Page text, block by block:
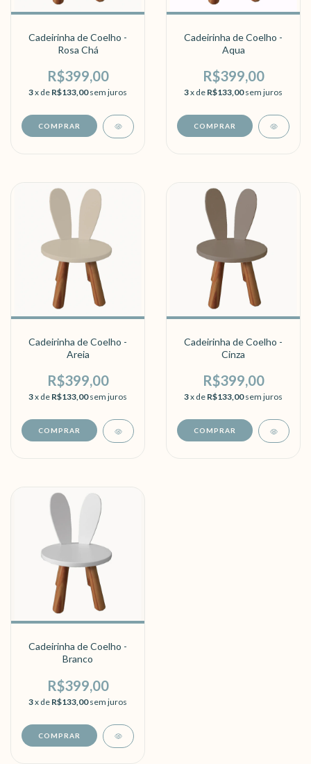
Cadeirinha de Coelho -
Rosa Chá
R$399,00
3x de R$133,00 sem juros
Cadeirinha de Coelho -
Aqua
R$399,00
3x de R$133,00 sem juros
Cadeirinha de Coelho -
Areia
R$399,00
3x de R$133,00 sem juros
Cadeirinha de Coelho -
Cinza
R$399,00
3x de R$133,00 sem juros
Cadeirinha de Coelho -
Branco
R$399,00
3x de R$133,00 sem juros